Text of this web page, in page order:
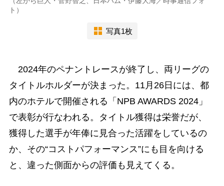
ト）
写真1枚
2024年のペナントレースが終了し、両リーグの
タイトルホルダーが決まった。11月26日には、都
内のホテルで開催される「NPB AWARDS 2024」
で表彰が行なわれる。タイトル獲得は栄誉だが、
獲得した選手が年俸に見合った活躍をしているの
か、その“コストパフォーマンス”にも目を向ける
と、違った側面からの評価も見えてくる。